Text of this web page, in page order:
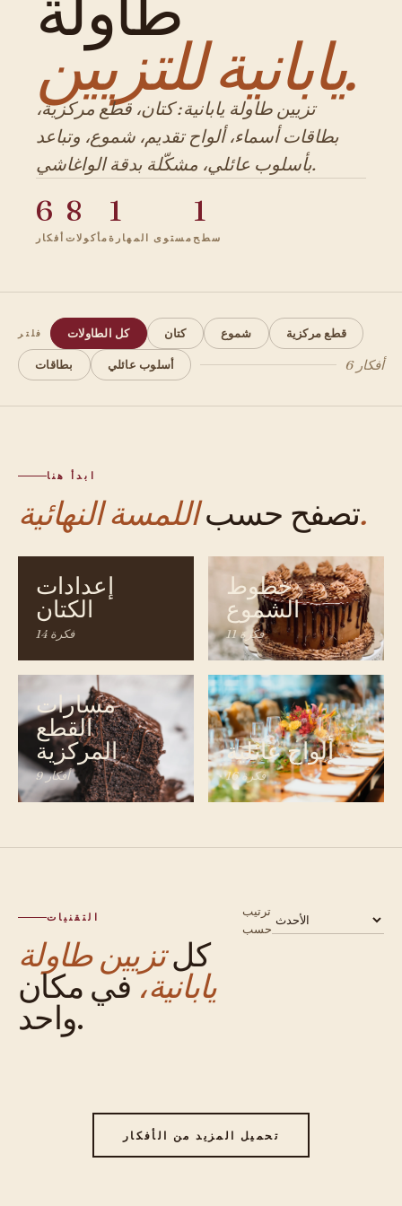
يابانية للتزيين.
تزيين طاولة يابانية: كتان، قطع مركزية،
بطاقات أسماء، ألواح تقديم، شموع، وتباعد
بأسلوب عائلي، مشكّلة بدقة الواغاشي.
6
أفكار
8
مأكولات
1
مستوى المهارة
1
سطح
فلتر كل الطاولات كتان شموع قطع مركزية
بطاقات أسلوب عائلي 6 أفكار
ابدأ هنا
تصفح حسباللمسة النهائية.
إعدادات
الكتان
14 فكرة
خطوط
الشموع
11 فكرة
مسارات
القطع
المركزية
9 أفكار
ألواح عائلية
16 فكرة
التقنيات
كلتزيين طاولة
يابانية،في مكان
واحد.
ترتيب
حسب
تحميل المزيد من الأفكار